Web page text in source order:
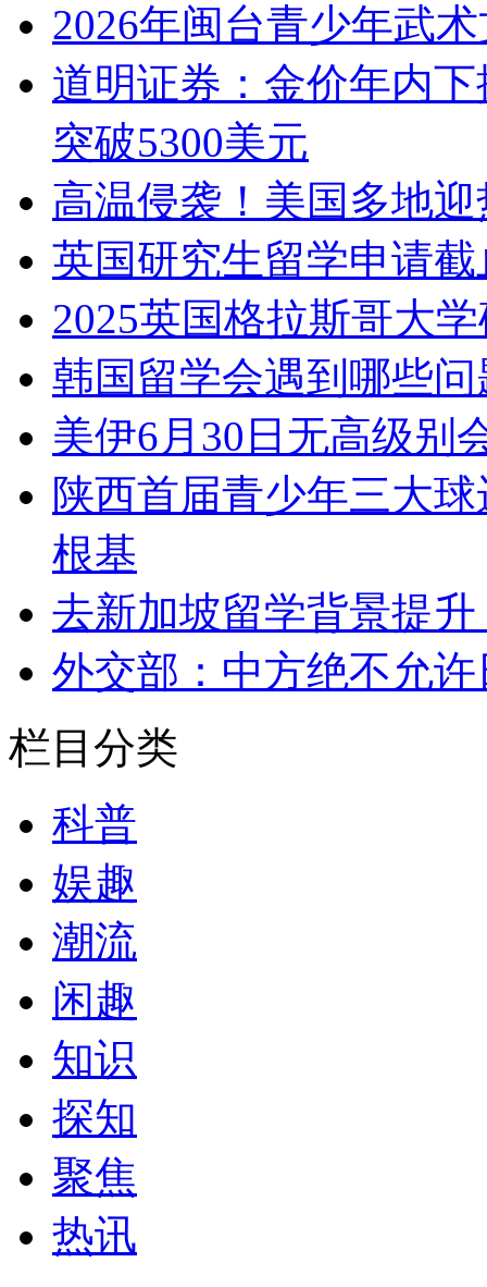
2026年闽台青少年武
道明证券：金价年内
突破5300美元
高温侵袭！美国多地
英国研究生留学申请
2025英国格拉斯哥大
韩国留学会遇到哪些问
美伊6月30日无高级别
陕西首届青少年三大
根基
去新加坡留学背景提
外交部：中方绝不允
栏目分类
科普
娱趣
潮流
闲趣
知识
探知
聚焦
热讯